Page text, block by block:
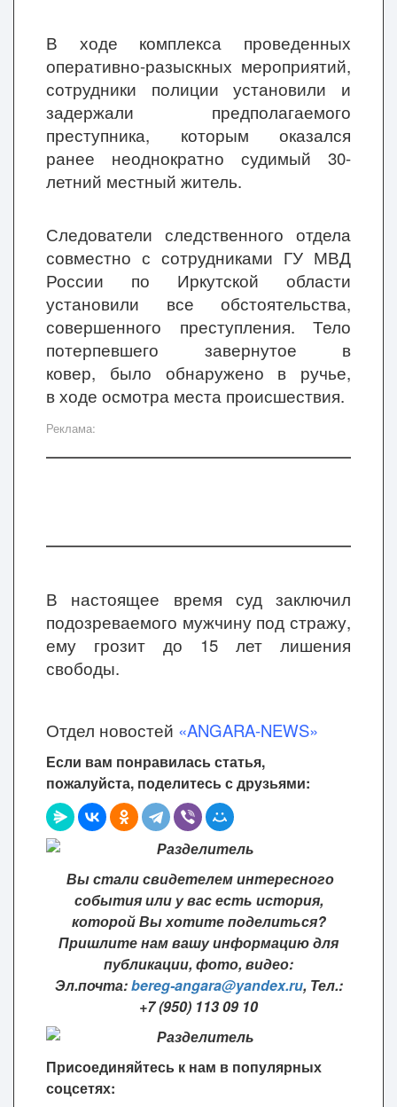
В ходе комплекса проведенных
оперативно-разыскных мероприятий,
сотрудники полиции установили и
задержали предполагаемого
преступника, которым оказался
ранее неоднократно судимый 30-
летний местный житель.
Следователи следственного отдела
совместно с сотрудниками ГУ МВД
России по Иркутской области
установили все обстоятельства,
совершенного преступления. Тело
потерпевшего завернутое в
ковер, было обнаружено
в ручье,
входе осмотра места происшествия.
Реклама:
В настоящее время суд заключил
подозреваемого мужчину под стражу,
ему грозит до 15 лет лишения
свободы.
Отдел новостей «ANGARA-NEWS»
Если вам понравилась статья,
пожалуйста, поделитесь с друзьями:
Вы стали свидетелем интересного
события или у вас есть история,
которой Вы хотите поделиться?
Пришлите нам вашу информацию для
публикации, фото, видео:
Эл.почта:bereg-angara@yandex.ru, Тел.:
+7 (950) 113 09 10
Присоединяйтесь к нам в популярных
соцсетях: